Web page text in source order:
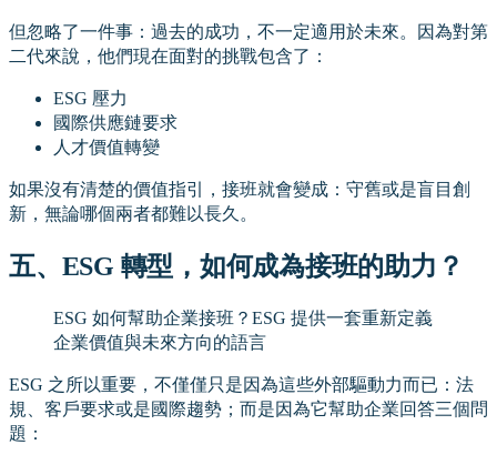
但忽略了一件事：過去的成功，不一定適用於未來。因為對第
二代來說，他們現在面對的挑戰包含了：
ESG 壓力
國際供應鏈要求
人才價值轉變
如果沒有清楚的價值指引，接班就會變成：守舊或是盲目創
新，無論哪個兩者都難以長久。
五、ESG 轉型，如何成為接班的助力？
ESG 如何幫助企業接班？ESG 提供一套重新定義
企業價值與未來方向的語言
ESG 之所以重要，不僅僅只是因為這些外部驅動力而已：法
規、客戶要求或是國際趨勢；而是因為它幫助企業回答三個問
題：